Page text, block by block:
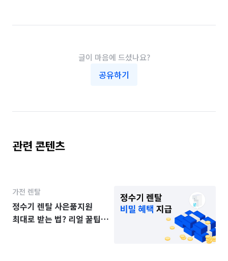
글이 마음에 드셨나요?
공유하기
관련 콘텐츠
가전 렌탈
정수기 렌탈 사은품지원
최대로 받는 법? 리얼 꿀팁